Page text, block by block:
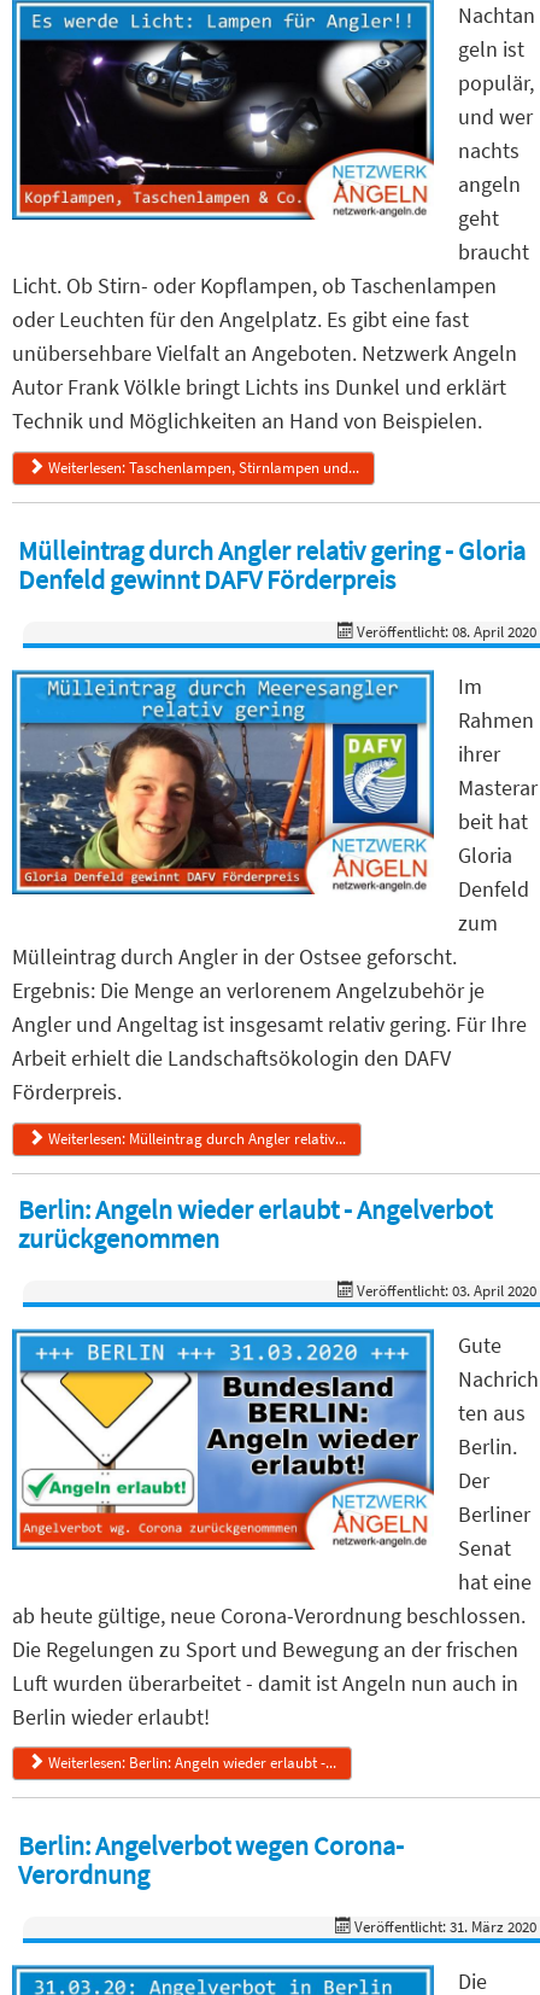
Nachtan
geln ist
populär,
und wer
nachts
angeln
geht
braucht
Licht. Ob Stirn- oder Kopflampen, ob Taschenlampen
oder Leuchten für den Angelplatz. Es gibt eine fast
unübersehbare Vielfalt an Angeboten. Netzwerk Angeln
Autor Frank Völkle bringt Lichts ins Dunkel und erklärt
Technik und Möglichkeiten an Hand von Beispielen.
Weiterlesen: Taschenlampen, Stirnlampen und...
Mülleintrag durch Angler relativ gering - Gloria
Denfeld gewinnt DAFV Förderpreis
Veröffentlicht: 08. April 2020
Im
Rahmen
ihrer
Masterar
beit hat
Gloria
Denfeld
zum
Mülleintrag durch Angler in der Ostsee geforscht.
Ergebnis: Die Menge an verlorenem Angelzubehör je
Angler und Angeltag ist insgesamt relativ gering. Für Ihre
Arbeit erhielt die Landschaftsökologin den DAFV
Förderpreis.
Weiterlesen: Mülleintrag durch Angler relativ...
Berlin: Angeln wieder erlaubt - Angelverbot
zurückgenommen
Veröffentlicht: 03. April 2020
Gute
Nachrich
ten aus
Berlin.
Der
Berliner
Senat
hat eine
ab heute gültige, neue Corona-Verordnung beschlossen.
Die Regelungen zu Sport und Bewegung an der frischen
Luft wurden überarbeitet - damit ist Angeln nun auch in
Berlin wieder erlaubt!
Weiterlesen: Berlin: Angeln wieder erlaubt -...
Berlin: Angelverbot wegen Corona-
Verordnung
Veröffentlicht: 31. März 2020
Die